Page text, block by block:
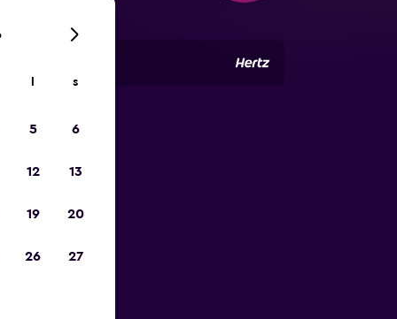
s
5 6
12 13
19 20
26 27